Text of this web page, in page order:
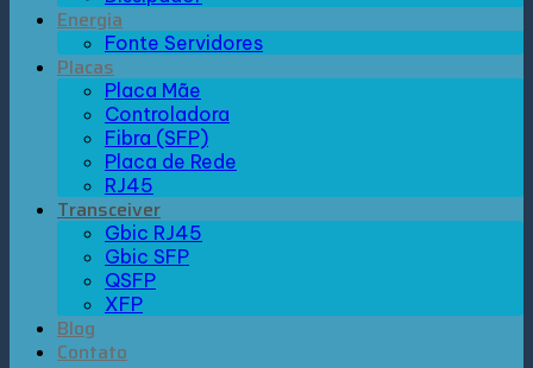
Energia
Fonte Servidores
Placas
Placa Mãe
Controladora
Fibra (SFP)
Placa de Rede
RJ45
Transceiver
Gbic RJ45
Gbic SFP
QSFP
XFP
Blog
Contato